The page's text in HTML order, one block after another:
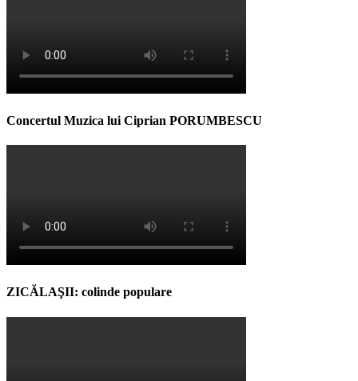
Concertul Muzica lui Ciprian PORUMBESCU
ZICĂLAŞII: colinde populare